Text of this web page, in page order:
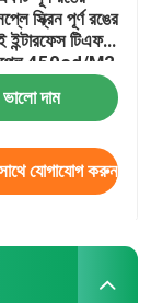
স্ক্রিন পূর্ণ রঙের
টিএফটি
450cd/M2
ভালো দাম
যোগাযোগ করুন